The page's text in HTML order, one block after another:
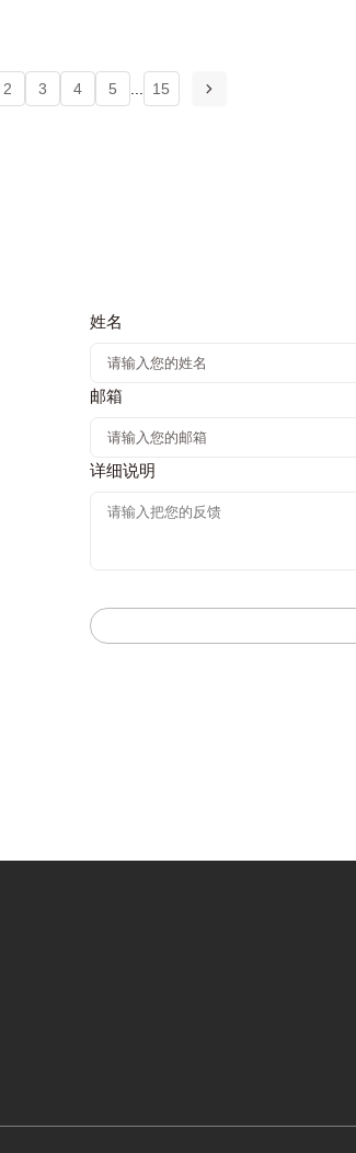
2 3 4 5 15
姓名
邮箱
详细说明